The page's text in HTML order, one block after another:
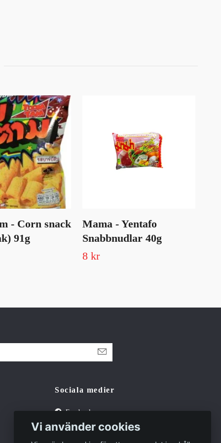
- Corn snack
91g
Mama - Yentafo
Snabbnudlar 40g
8 kr
Sociala medier
Facebook
Tiktok
Vi använder cookies